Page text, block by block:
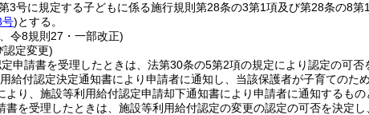
3号に規定する子どもに係る施行規則第28条の3第1項及び第28条の8
号)とする。
令8規則27・一部改正)
認定変更)
申請書を受理したときは、法第30条の5第2項の規定により認定の可
給付認定決定通知書により申請者に通知し、当該保護者が子育てのた
り、施設等利用給付認定申請却下通知書により申請者に通知するもの
書を受理したときは、施設等利用給付認定の変更の認定の可否を決定